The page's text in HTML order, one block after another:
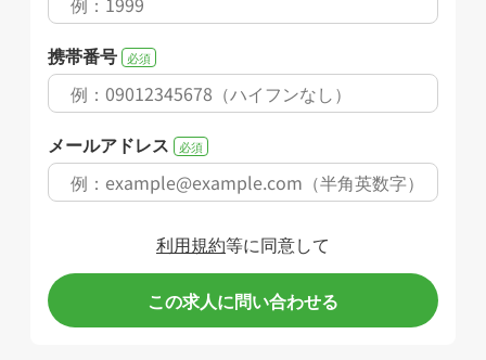
携帯番号 必須
メールアドレス 必須
利用規約等に同意して
この求人に問い合わせる